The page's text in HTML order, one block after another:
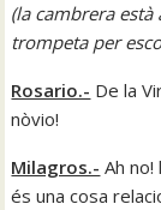
(la cambrera
trompeta per
Rosario.- De la
nòvio!
Milagros.- Ah
és una cosa